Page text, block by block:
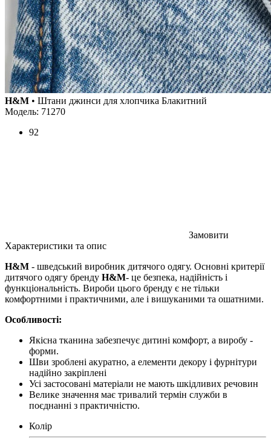
H&M • Штани джинси для хлопчика Блакитний
Модель: 71270
92
Замовити
Характеристики та опис
H&M - шведський виробник дитячого одягу. Основні критерії
дитячого одягу бренду H&M- це безпека, надійність і
функціональність. Вироби цього бренду є не тільки
комфортними і практичними, але і вишуканими та ошатними.
Особливості:
Якісна тканина забезпечує дитині комфорт, а виробу -
форми.
Шви зроблені акуратно, а елементи декору і фурнітури
надійно закріплені
Усі застосовані матеріали не мають шкідливих речовин
Велике значення має тривалий термін служби в
поєднанні з практичністю.
Колір